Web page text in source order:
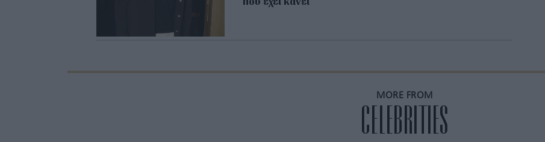
MORE FROM
CELEBRITIES